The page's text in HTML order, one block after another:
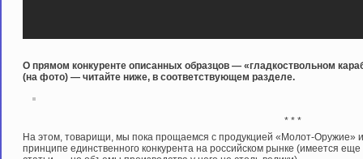
О прямом конкуренте описанных образцов — «гладкоствольном
(на фото) — читайте ниже, в соответствующем разделе.
* * *
На этом, товарищи, мы пока прощаемся с продукцией «Молот-Оружие»
принципе единственного конкурента на российском рынке (имеется